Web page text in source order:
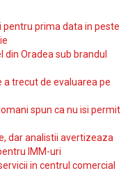
pentru prima data in peste
Oradea sub brandul
a trecut de evaluarea pe
spun ca nu isi permit
dar analistii avertizeaza
IMM-uri
in centrul comercial